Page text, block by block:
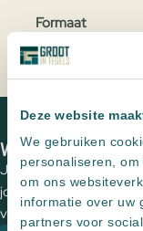
Deze website
We gebruiken
personaliseren,
om ons
informatie over uw
partners voor
Formaat
Home Producten
We zien je graag
Jouw wensen op
jouw (buiten)ruimte?
van onze adviseurs om